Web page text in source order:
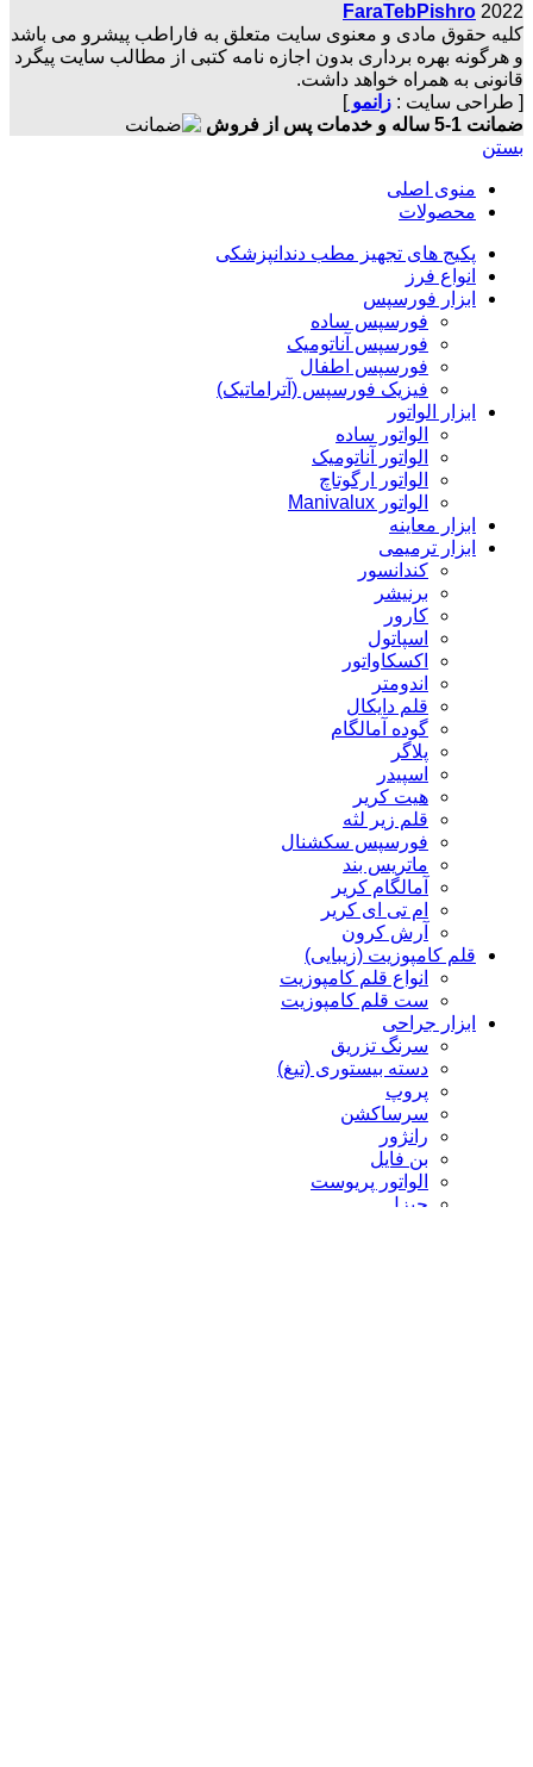
FaraTebPishro 2022
کلیه حقوق مادی و معنوی سایت متعلق به فاراطب پیشرو می باشد
و هرگونه بهره برداری بدون اجازه نامه کتبی از مطالب سایت پیگرد
قانونی به همراه خواهد داشت.
[ طراحی سایت : زانمو]
ضمانت 1-5 ساله و خدمات پس از فروش
بستن
منوی اصلی
محصولات
پکیج های تجهیز مطب دندانپزشکی
انواع فرز
ابزار فورسپس
فورسپس ساده
فورسپس آناتومیک
فورسپس اطفال
فیزیک فورسپس (آتراماتیک)
ابزار الواتور
الواتور ساده
الواتور آناتومیک
الواتور ارگوتاچ
الواتور Manivalux
ابزار معاینه
ابزار ترمیمی
کندانسور
برنیشر
کارور
اسپاتول
اکسکاواتور
اندومتر
قلم دایکال
گوده آمالگام
پلاگر
اسپیدر
هیت کریر
قلم زیر لثه
فورسپس سکشنال
ماتریس بند
آمالگام کریر
ام تی ای کریر
آرش کرون
قلم کامپوزیت (زیبایی)
انواع قلم کامپوزیت
ست قلم کامپوزیت
ابزار جراحی
سرنگ تزریق
دسته بیستوری (تیغ)
پروپ
سرساکشن
رانژور
بن فایل
الواتور پریوست
چیزل